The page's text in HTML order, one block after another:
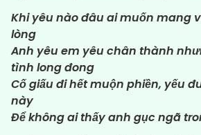
Khi yêu nào đâu ai muốn mang
lòng
Anh yêu em yêu chân thành
tình long đong
Cố giấu đi hết muộn phiền, yếu
này
Để không ai thấy anh gục ngã